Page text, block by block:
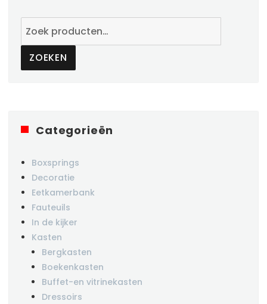
naar:
ZOEKEN
Categorieën
Boxsprings
Decoratie
Eetkamerbank
Fauteuils
In de kijker
Kasten
Bergkasten
Boekenkasten
Buffet-en vitrinekasten
Dressoirs